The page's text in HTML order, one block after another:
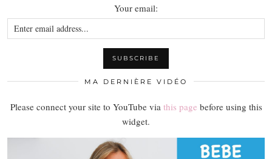
Your email:
MA DERNIÈRE VIDÉO
Please connect your site to YouTube via this page before using this
widget.